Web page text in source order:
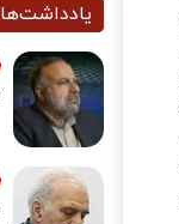
یادداشت‌ها